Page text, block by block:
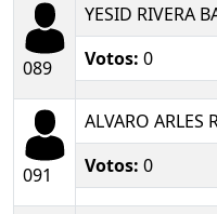
089
YESID RIVERA
Votos: 0
091
ALVARO ARLES
Votos: 0